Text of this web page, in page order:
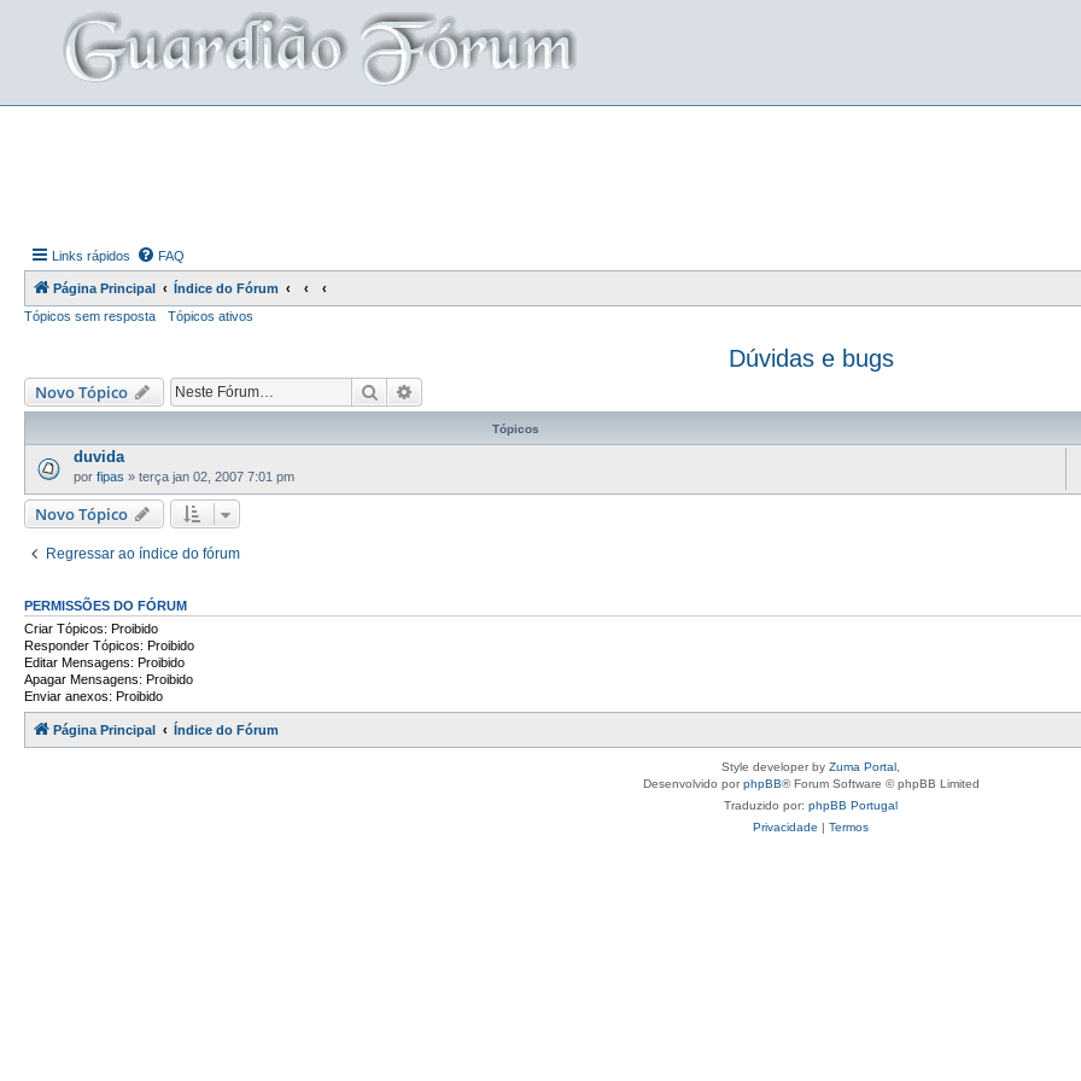
Links rápidos FAQ
Página Principal
Índice do Fórum
Tópicos sem resposta
Tópicos ativos
Dúvidas e bugs
Novo Tópico Pesquisar
Tópicos
duvida
por fipas » terça jan 02, 2007 7:01 pm
Novo Tópico
Regressar ao índice do fórum
PERMISSÕES DO FÓRUM
Criar Tópicos: Proibido
Responder Tópicos: Proibido
Editar Mensagens: Proibido
Apagar Mensagens: Proibido
Enviar anexos: Proibido
Página Principal Índice do Fórum
Style developer by Zuma Portal
Desenvolvido porphpBB® Forum Software © phpBB Limited
Traduzido por: phpBB Portugal
Privacidade | Termos